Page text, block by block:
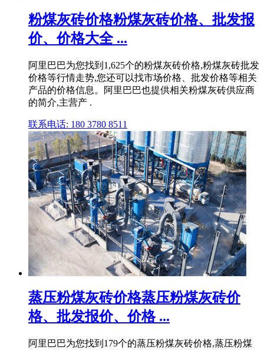
粉煤灰砖价格粉煤灰砖价格、批发报
价、价格大全 ...
阿里巴巴为您找到1,625个的粉煤灰砖价格,粉煤灰砖批发
价格等行情走势,您还可以找市场价格、批发价格等相关
产品的价格信息。阿里巴巴也提供相关粉煤灰砖供应商
的简介,主营产 .
联系电话: 180 3780 8511
蒸压粉煤灰砖价格蒸压粉煤灰砖价
格、批发报价、价格 ...
阿里巴巴为您找到179个的蒸压粉煤灰砖价格,蒸压粉煤